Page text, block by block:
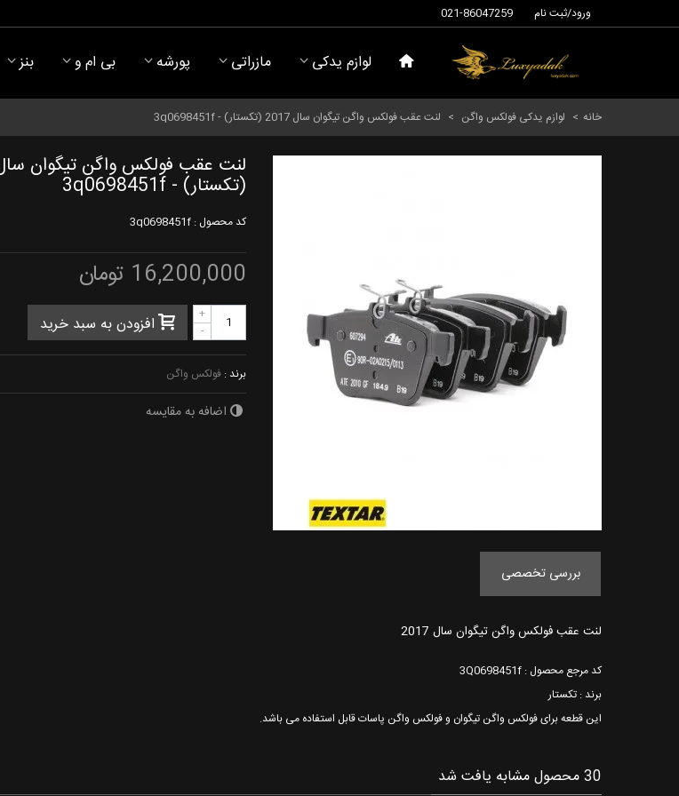
021-86047259 ورود/ثبت نام
لوازم یدکی مازراتی پورشه بی ام و بنز
خانه > لوازم یدکی فولکس واگن > لنت عقب فولکس واگن تیگوان سال 2017 (تکستار) - 3q0698451f
(تکستار) - 3q0698451f
کد محصول : 3q0698451f
16,200,000 تومان
-
+ افزودن به سبد خرید
برند : فولکس واگن
اضافه به مقایسه
بررسی تخصصی
لنت عقب فولکس واگن تیگوان سال 2017
کد مرجع محصول : 3Q0698451f
برند : تکستار
این قطعه برای فولکس واگن تیگوان و فولکس واگن پاسات قابل استفاده می باشد.
30 محصول مشابه یافت شد